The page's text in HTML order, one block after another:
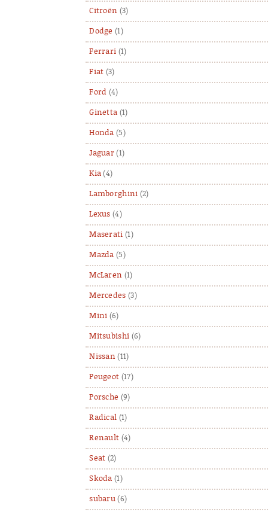
Citroën (3)
Dodge (1)
Ferrari (1)
Fiat (3)
Ford (4)
Ginetta (1)
Honda (5)
Jaguar (1)
Kia (4)
Lamborghini (2)
Lexus (4)
Maserati (1)
Mazda (5)
McLaren (1)
Mercedes (3)
Mini (6)
Mitsubishi (6)
Nissan (11)
Peugeot (17)
Porsche (9)
Radical (1)
Renault (4)
Seat (2)
Skoda (1)
subaru (6)